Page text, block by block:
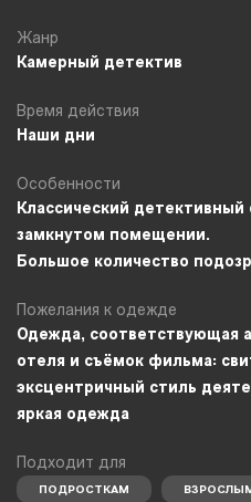
Жанр
Камерный детектив
Время действия
Наши дни
Особенности
Классический
замкнутом помещении.
Большое количество
Пожелания к одежде
Одежда, соответствующая
отеля и съёмок фильма:
эксцентричный стиль
яркая одежда
Подходит для
ПОДРОСТКАМ